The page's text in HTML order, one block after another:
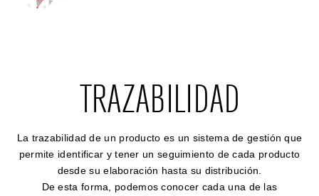
TRAZABILIDAD
La trazabilidad de un producto es un sistema de gestión que
permite identificar y tener un seguimiento de cada producto
desde su elaboración hasta su distribución.
De esta forma, podemos conocer cada una de las